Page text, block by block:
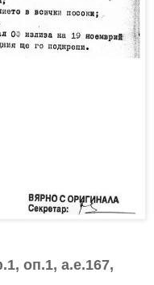
оп.1, а.е.167,